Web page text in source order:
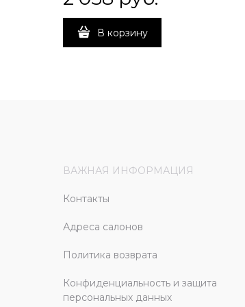
В корзину
ВАЖНАЯ ИНФОРМАЦИЯ
Контакты
Адреса салонов
Политика возврата
Конфиденциальность и защита
персональных данных